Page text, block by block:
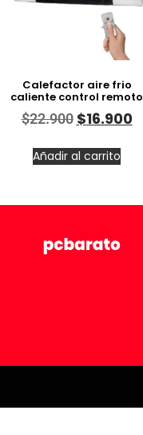
Calefactor aire frio
caliente control remoto
$22.900 $16.900
Añadir al carrito